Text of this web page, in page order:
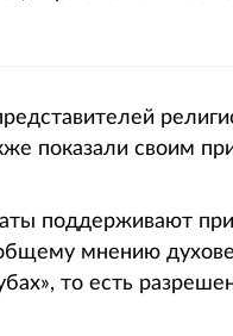
показали своим
поддерживают
мнению
то есть